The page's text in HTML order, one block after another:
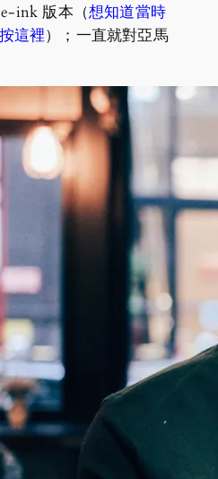
ink 版本（想知道當時
這裡）；一直就對亞馬